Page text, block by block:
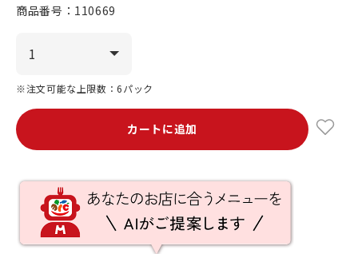
商品番号： 110669
※注文可能な上限数：6パック
カートに追加